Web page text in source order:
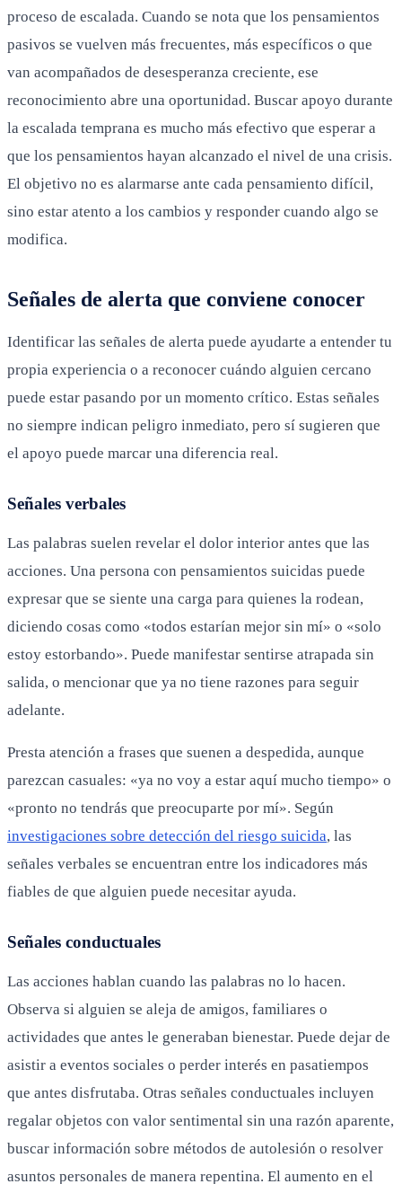
proceso de escalada. Cuando se nota que los pensamientos
pasivos se vuelven más frecuentes, más específicos o que
van acompañados de desesperanza creciente, ese
reconocimiento abre una oportunidad. Buscar apoyo durante
la escalada temprana es mucho más efectivo que esperar a
que los pensamientos hayan alcanzado el nivel de una crisis.
El objetivo no es alarmarse ante cada pensamiento difícil,
sino estar atento a los cambios y responder cuando algo se
modifica.
Señales de alerta que conviene conocer
Identificar las señales de alerta puede ayudarte a entender tu
propia experiencia o a reconocer cuándo alguien cercano
puede estar pasando por un momento crítico. Estas señales
no siempre indican peligro inmediato, pero sí sugieren que
el apoyo puede marcar una diferencia real.
Señales verbales
Las palabras suelen revelar el dolor interior antes que las
acciones. Una persona con pensamientos suicidas puede
expresar que se siente una carga para quienes la rodean,
diciendo cosas como «todos estarían mejor sin mí» o «solo
estoy estorbando». Puede manifestar sentirse atrapada sin
salida, o mencionar que ya no tiene razones para seguir
adelante.
Presta atención a frases que suenen a despedida, aunque
parezcan casuales: «ya no voy a estar aquí mucho tiempo» o
«pronto no tendrás que preocuparte por mí». Según
investigaciones sobre detección del riesgo suicida, las
señales verbales se encuentran entre los indicadores más
fiables de que alguien puede necesitar ayuda.
Señales conductuales
Las acciones hablan cuando las palabras no lo hacen.
Observa si alguien se aleja de amigos, familiares o
actividades que antes le generaban bienestar. Puede dejar de
asistir a eventos sociales o perder interés en pasatiempos
que antes disfrutaba. Otras señales conductuales incluyen
regalar objetos con valor sentimental sin una razón aparente,
buscar información sobre métodos de autolesión o resolver
asuntos personales de manera repentina. El aumento en el